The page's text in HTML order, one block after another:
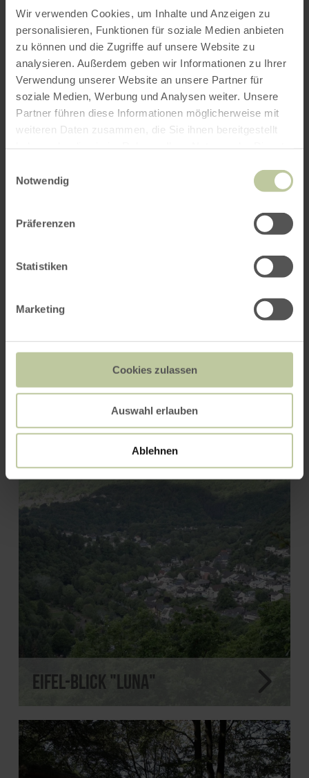
Wir verwenden Cookies, um Inhalte und Anzeigen zu
personalisieren, Funktionen für soziale Medien anbieten
zu können und die Zugriffe auf unsere Website zu
analysieren. Außerdem geben wir Informationen zu Ihrer
Verwendung unserer Website an unsere Partner für
soziale Medien, Werbung und Analysen weiter. Unsere
Partner führen diese Informationen möglicherweise mit
weiteren Daten zusammen, die Sie ihnen bereitgestellt
Notwendig
Präferenzen
Statistiken
Marketing
Cookies zulassen
Auswahl erlauben
Ablehnen
ROUTE PLANEN
Das könnte Sie auch
interessieren
Eifel-Blick "Burg Hengebach"
Eifel-Blick "Luna"